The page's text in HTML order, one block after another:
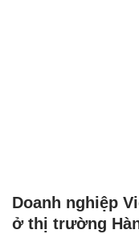
Doanh nghiệp
ở thị trường